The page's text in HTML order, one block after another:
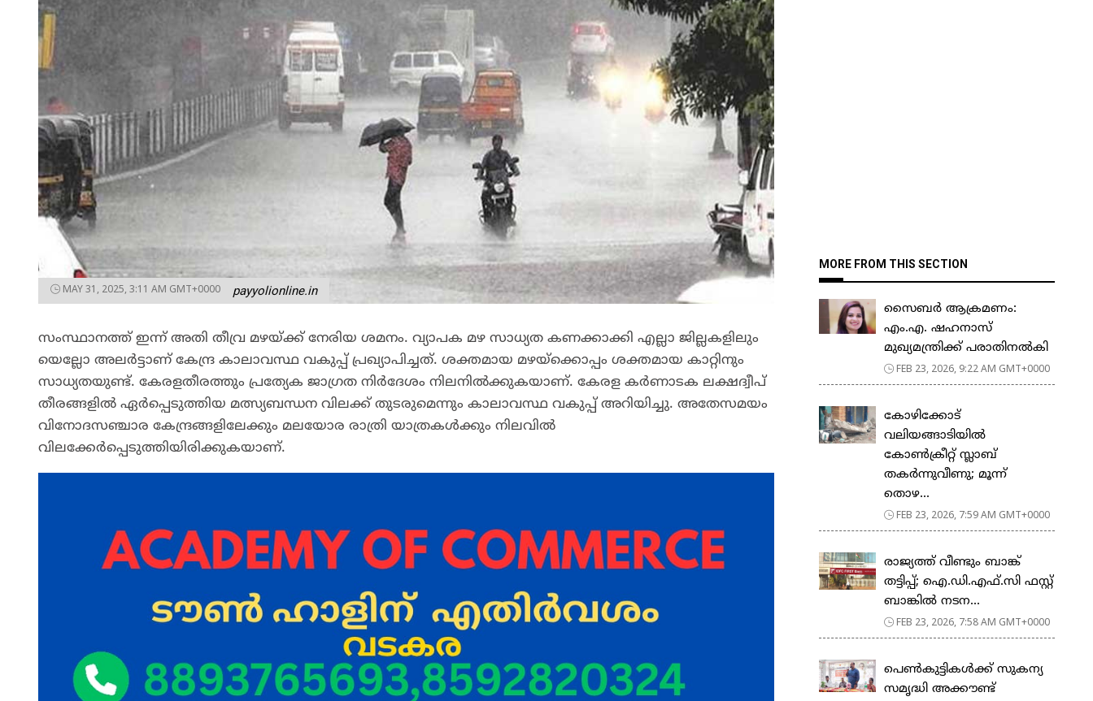
MAY 31, 2025, 3:11 AM GMT+0000 payyolionline.in
സംസ്ഥാനത്ത് ഇന്ന് അതി തീവ്ര മഴയ്ക്ക് നേരിയ ശമനം. വ്യാപക മഴ സാധ്യത കണക്കാക്കി എല്ലാ ജില്ലകളിലും
യെല്ലോ അലർട്ടാണ് കേന്ദ്ര കാലാവസ്ഥ വകുപ്പ് പ്രഖ്യാപിച്ചത്. ശക്തമായ മഴയ്ക്കൊപ്പം ശക്തമായ കാറ്റിനും
സാധ്യതയുണ്ട്. കേരളതീരത്തും പ്രത്യേക ജാഗ്രത നിർദേശം നിലനിൽക്കുകയാണ്. കേരള കർണാടക ലക്ഷദ്വീപ്
തീരങ്ങളിൽ ഏർപ്പെടുത്തിയ മത്സ്യബന്ധന വിലക്ക് തുടരുമെന്നും കാലാവസ്ഥ വകുപ്പ് അറിയിച്ചു. അതേസമയം
വിനോദസഞ്ചാര കേന്ദ്രങ്ങളിലേക്കും മലയോര രാത്രി യാത്രകൾക്കും നിലവിൽ
വിലക്കേർപ്പെടുത്തിയിരിക്കുകയാണ്.
MORE FROM THIS SECTION
സൈബർ ആക്രമണം:
എം.എ. ഷഹനാസ്
മുഖ്യമന്ത്രിക്ക് പരാതിനൽകി
FEB 23, 2026, 9:22 AM GMT+0000
കോഴിക്കോട്
വലിയങ്ങാടിയിൽ
കോൺക്രീറ്റ് സ്ലാബ്
തകർന്നുവീണു; മൂന്ന്
തൊഴ...
FEB 23, 2026, 7:59 AM GMT+0000
രാജ്യത്ത് വീണ്ടും ബാങ്ക്
തട്ടിപ്പ്; ഐ.ഡി.എഫ്.സി ഫസ്റ്റ്
ബാങ്കിൽ നടന...
FEB 23, 2026, 7:58 AM GMT+0000
പെ​ൺ​കു​ട്ടി​ക​ൾ​ക്ക് സു​ക​ന്യ
സ​മൃ​ദ്ധി അ​ക്കൗ​ണ്ട്